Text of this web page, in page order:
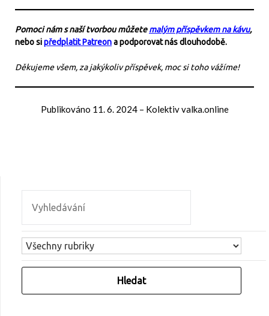
Pomoci nám s naší tvorbou můžetemalým příspěvkem na kávu,
nebo sipředplatit Patreona podporovat nás dlouhodobě.
Děkujeme všem, za jakýkoliv příspěvek, moc si toho vážíme!
Publikováno 11. 6. 2024– Kolektiv valka.online